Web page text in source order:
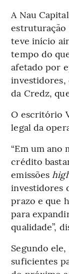
A Nau
estruturação
teve início
tempo do
afetado por
investidores,
da Credz,
O escritório
legal da
“Em um ano
crédito
emissões
investidores
prazo e que
para
qualidade”,
Segundo
suficientes